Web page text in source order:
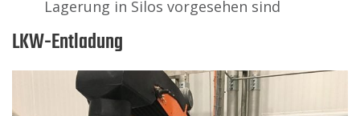
Lagerung in Silos vorgesehen sind
LKW-Entladung